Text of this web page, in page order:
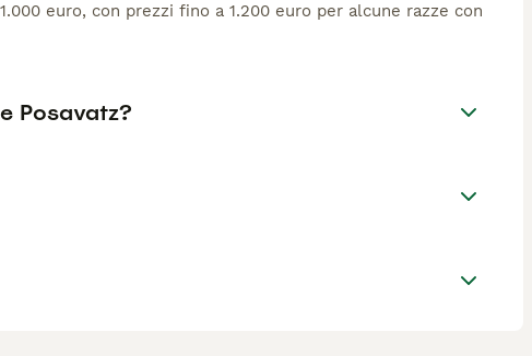
euro, con prezzi fino a 1.200 euro per alcune razze con
Posavatz?